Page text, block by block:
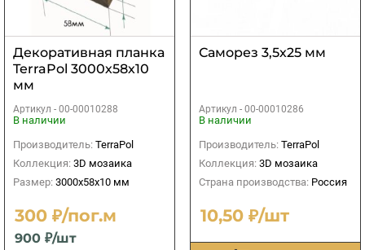
Декоративная планка
TerraPol 3000х58х10
мм
Артикул - 00-00010288
В наличии
Производитель: TerraPol
Коллекция: 3D мозаика
Размер: 3000х58х10 мм
300 ₽/пог.м
900 ₽/шт
Саморез 3,5х25 мм
Артикул - 00-00010286
В наличии
Производитель: TerraPol
Коллекция: 3D мозаика
Страна производства: Россия
10,50 ₽/шт